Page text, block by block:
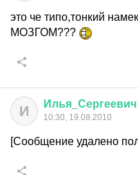
это че типо,тонкий
МОЗГОМ???
И Илья Сергеевич
10:30, 19.08.2010
[Сообщение удалено